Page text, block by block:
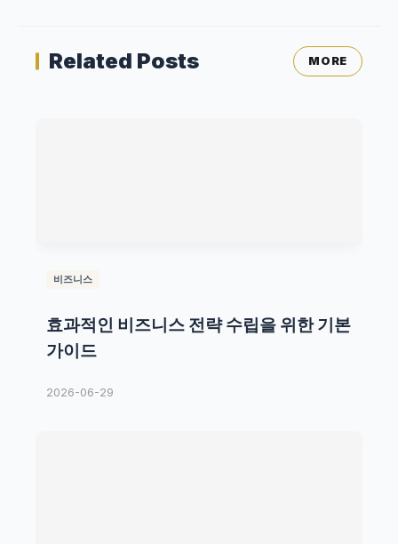
Related Posts MORE
비즈니스
효과적인 비즈니스 전략 수립을 위한 기본
가이드
2026-06-29